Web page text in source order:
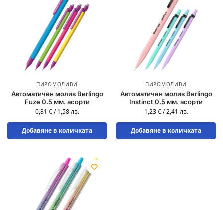
ПИРОМОЛИВИ
Автоматичен молив Berlingo
Fuze 0.5 мм. aсорти
0,81 € /1,58лв.
Добавяне в количката
ПИРОМОЛИВИ
Автоматичен молив Berlingo
Instinct 0.5 мм. aсорти
1,23€ /2,41 лв.
Добавяне в количката